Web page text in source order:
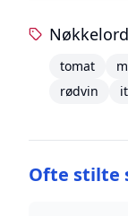
Nøkkelord
tomat
rødvin
Ofte stilte